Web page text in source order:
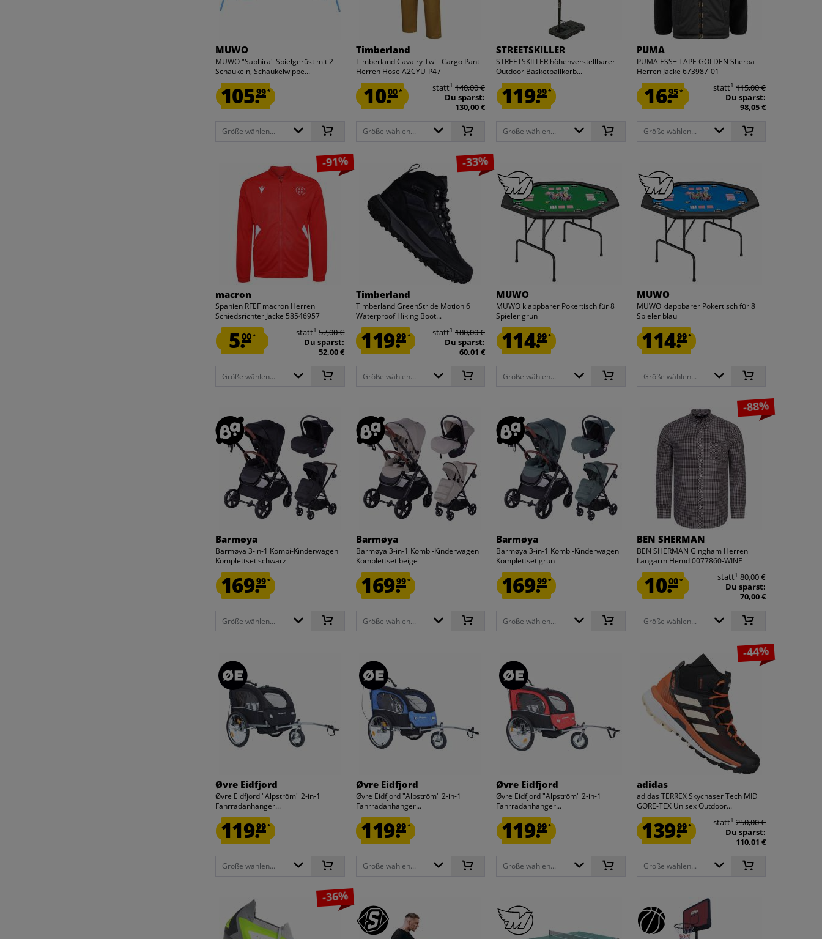
MUWO
MUWO "Saphira" Spielgerüst mit 2
Schaukeln, Schaukelwippe...
105.99*
Größe wählen...
Timberland
Timberland Cavalry Twill Cargo Pant
Herren Hose A2CYU-P47
10.00* statt1 140,00 €
Du sparst:
130,00 €
Größe wählen...
STREETSKILLER
STREETSKILLER höhenverstellbarer
Outdoor Basketballkorb...
119.99*
Größe wählen...
PUMA
PUMA ESS+ TAPE GOLDEN Sherpa
Herren Jacke 673987-01
16.95* statt1 115,00 €
Du sparst:
98,05 €
Größe wählen...
-91%
macron
Spanien RFEF macron Herren
Schiedsrichter Jacke 58546957
5.00* statt1 57,00 €
Du sparst:
52,00 €
Größe wählen...
-33%
Timberland
Timberland GreenStride Motion 6
Waterproof Hiking Boot...
119.99* statt1 180,00 €
Du sparst:
60,01 €
Größe wählen...
MUWO
MUWO klappbarer Pokertisch für 8
Spieler grün
114.99*
Größe wählen...
MUWO
MUWO klappbarer Pokertisch für 8
Spieler blau
114.99*
Größe wählen...
Barmøya
Barmøya 3-in-1 Kombi-Kinderwagen
Komplettset schwarz
169.99*
Größe wählen...
Barmøya
Barmøya 3-in-1 Kombi-Kinderwagen
Komplettset beige
169.99*
Größe wählen...
Barmøya
Barmøya 3-in-1 Kombi-Kinderwagen
Komplettset grün
169.99*
Größe wählen...
-88%
BEN SHERMAN
BEN SHERMAN Gingham Herren
Langarm Hemd 0077860-WINE
10.00* statt1 80,00 €
Du sparst:
70,00 €
Größe wählen...
Øvre Eidfjord
Øvre Eidfjord "Alpström" 2-in-1
Fahrradanhänger...
119.99*
Größe wählen...
Øvre Eidfjord
Øvre Eidfjord "Alpström" 2-in-1
Fahrradanhänger...
119.99*
Größe wählen...
Øvre Eidfjord
Øvre Eidfjord "Alpström" 2-in-1
Fahrradanhänger...
119.99*
Größe wählen...
-44%
adidas
adidas TERREX Skychaser Tech MID
GORE-TEX Unisex Outdoor...
139.99* statt1 250,00 €
Du sparst:
110,01 €
Größe wählen...
-36%